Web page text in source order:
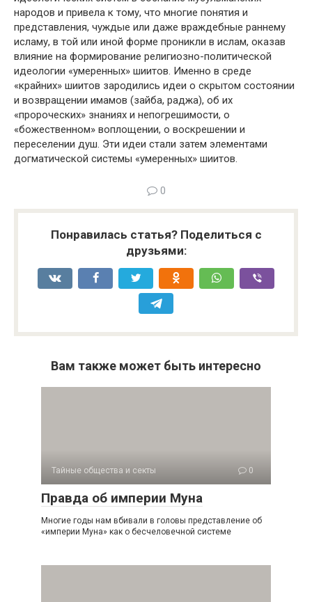
народов и привела к тому, что многие понятия и
представления, чуждые или даже враждебные раннему
исламу, в той или иной форме проникли в ислам, оказав
влияние на формирование религиозно-политической
идеологии «умеренных» шиитов. Именно в среде
«крайних» шиитов зародились идеи о скрытом состоянии
и возвращении имамов (зайба, раджа), об их
«пророческих» знаниях и непогрешимости, о
«божественном» воплощении, о воскрешении и
переселении душ. Эти идеи стали затем элементами
догматической системы «умеренных» шиитов.
0
Понравилась статья? Поделиться с
друзьями:
Вам также может быть интересно
Тайные общества и секты 0
Правда об империи Муна
Многие годы нам вбивали в головы представление об
«империи Муна» как о бесчеловечной системе